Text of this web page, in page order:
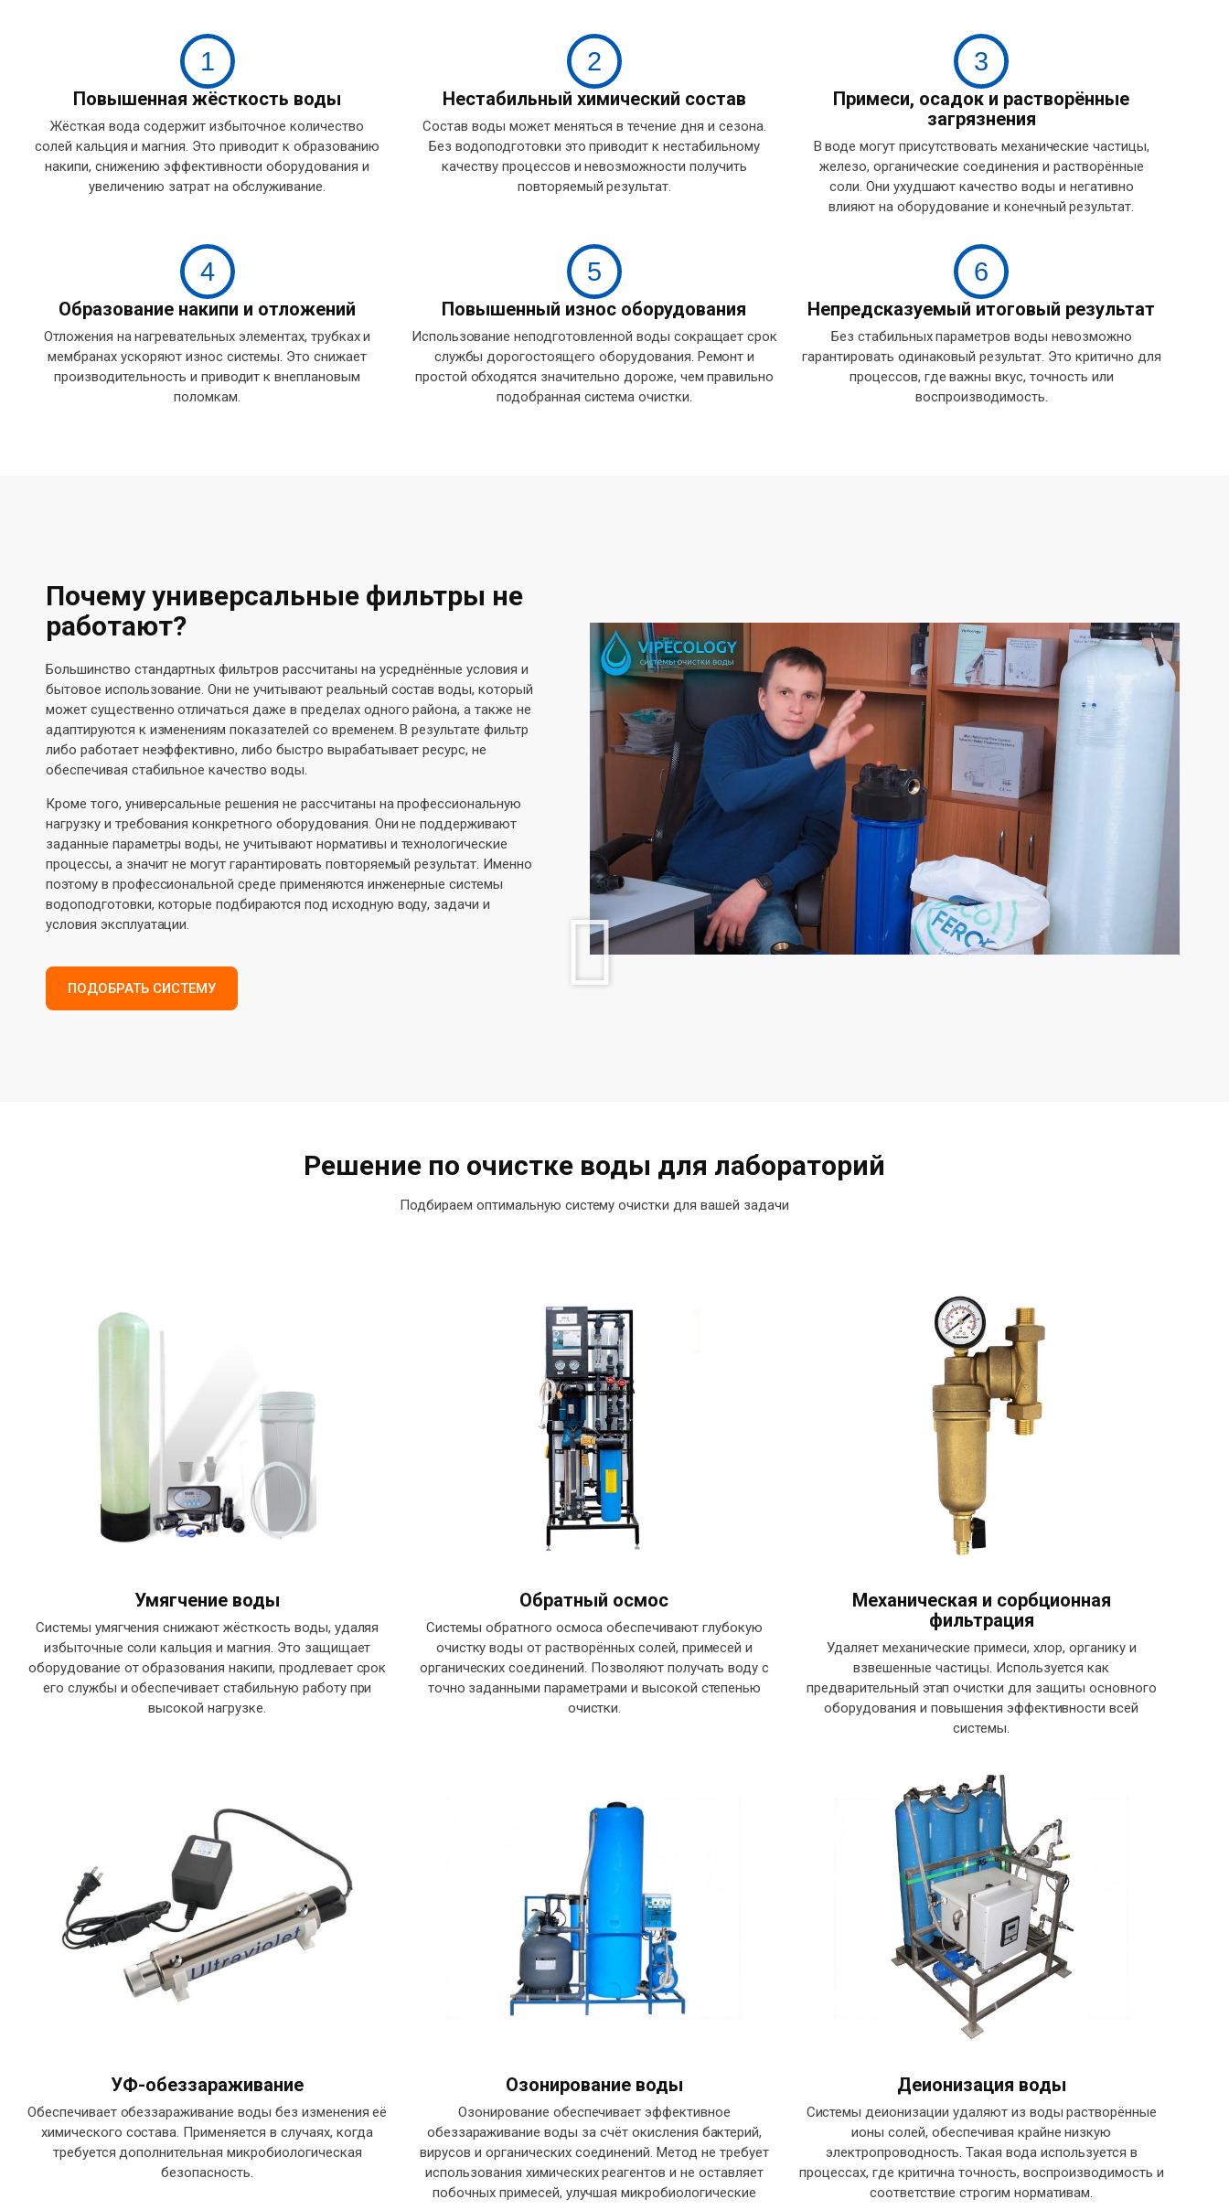
1
Повышенная жёсткость воды
Жёсткая вода содержит избыточное количество
солей кальция и магния. Это приводит к образованию
накипи, снижению эффективности оборудования и
увеличению затрат на обслуживание.
2
Нестабильный химический состав
Состав воды может меняться в течение дня и сезона.
Без водоподготовки это приводит к нестабильному
качеству процессов и невозможности получить
повторяемый результат.
3
Примеси, осадок и растворённые
загрязнения
В воде могут присутствовать механические частицы,
железо, органические соединения и растворённые
соли. Они ухудшают качество воды и негативно
влияют на оборудование и конечный результат.
4
Образование накипи и отложений
Отложения на нагревательных элементах, трубках и
мембранах ускоряют износ системы. Это снижает
производительность и приводит к внеплановым
поломкам.
5
Повышенный износ оборудования
Использование неподготовленной воды сокращает срок
службы дорогостоящего оборудования. Ремонт и
простой обходятся значительно дороже, чем правильно
подобранная система очистки.
6
Непредсказуемый итоговый результат
Без стабильных параметров воды невозможно
гарантировать одинаковый результат. Это критично для
процессов, где важны вкус, точность или
воспроизводимость.
Почему универсальные фильтры не
работают?
Большинство стандартных фильтров рассчитаны на усреднённые условия и
бытовое использование. Они не учитывают реальный состав воды, который
может существенно отличаться даже в пределах одного района, а также не
адаптируются к изменениям показателей со временем. В результате фильтр
либо работает неэффективно, либо быстро вырабатывает ресурс, не
обеспечивая стабильное качество воды.
Кроме того, универсальные решения не рассчитаны на профессиональную
нагрузку и требования конкретного оборудования. Они не поддерживают
заданные параметры воды, не учитывают нормативы и технологические
процессы, а значит не могут гарантировать повторяемый результат. Именно
поэтому в профессиональной среде применяются инженерные системы
водоподготовки, которые подбираются под исходную воду, задачи и
условия эксплуатации.
ПОДОБРАТЬ СИСТЕМУ
Решение по очистке воды для лабораторий
Подбираем оптимальную систему очистки для вашей задачи
Умягчение воды
Системы умягчения снижают жёсткость воды, удаляя
избыточные соли кальция и магния. Это защищает
оборудование от образования накипи, продлевает срок
его службы и обеспечивает стабильную работу при
высокой нагрузке.
Обратный осмос
Системы обратного осмоса обеспечивают глубокую
очистку воды от растворённых солей, примесей и
органических соединений. Позволяют получать воду с
точно заданными параметрами и высокой степенью
очистки.
Механическая и сорбционная
фильтрация
Удаляет механические примеси, хлор, органику и
взвешенные частицы. Используется как
предварительный этап очистки для защиты основного
оборудования и повышения эффективности всей
системы.
УФ-обеззараживание
Обеспечивает обеззараживание воды без изменения её
химического состава. Применяется в случаях, когда
требуется дополнительная микробиологическая
безопасность.
Озонирование воды
Озонирование обеспечивает эффективное
обеззараживание воды за счёт окисления бактерий,
вирусов и органических соединений. Метод не требует
использования химических реагентов и не оставляет
побочных примесей, улучшая микробиологические
Деионизация воды
Системы деионизации удаляют из воды растворённые
ионы солей, обеспечивая крайне низкую
электропроводность. Такая вода используется в
процессах, где критична точность, воспроизводимость и
соответствие строгим нормативам.